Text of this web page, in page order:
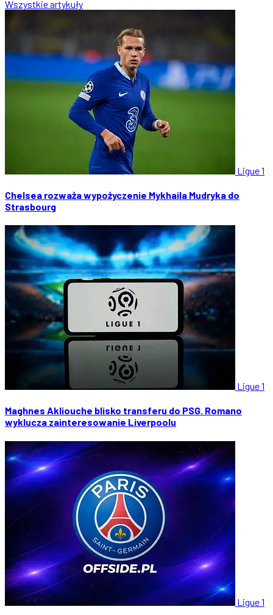
Wszystkie artykuły
Ligue 1
Chelsea rozważa wypożyczenie Mykhaila Mudryka do
Strasbourg
Ligue 1
Maghnes Akliouche blisko transferu do PSG. Romano
wyklucza zainteresowanie Liverpoolu
Ligue 1